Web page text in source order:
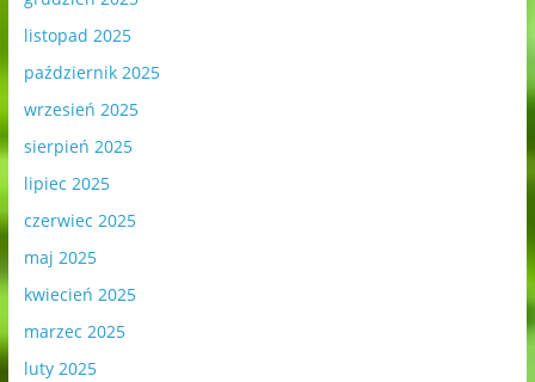
listopad 2025
październik 2025
wrzesień 2025
sierpień 2025
lipiec 2025
czerwiec 2025
maj 2025
kwiecień 2025
marzec 2025
luty 2025